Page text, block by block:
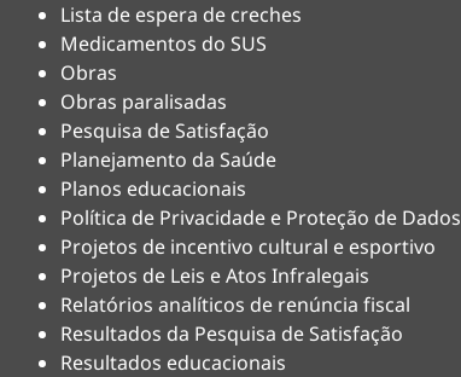
Lista de espera de creches
Medicamentos do SUS
Obras
Obras paralisadas
Pesquisa de Satisfação
Planejamento da Saúde
Planos educacionais
Política de Privacidade e Proteção de Dados
Projetos de incentivo cultural e esportivo
Projetos de Leis e Atos Infralegais
Relatórios analíticos de renúncia fiscal
Resultados da Pesquisa de Satisfação
Resultados educacionais